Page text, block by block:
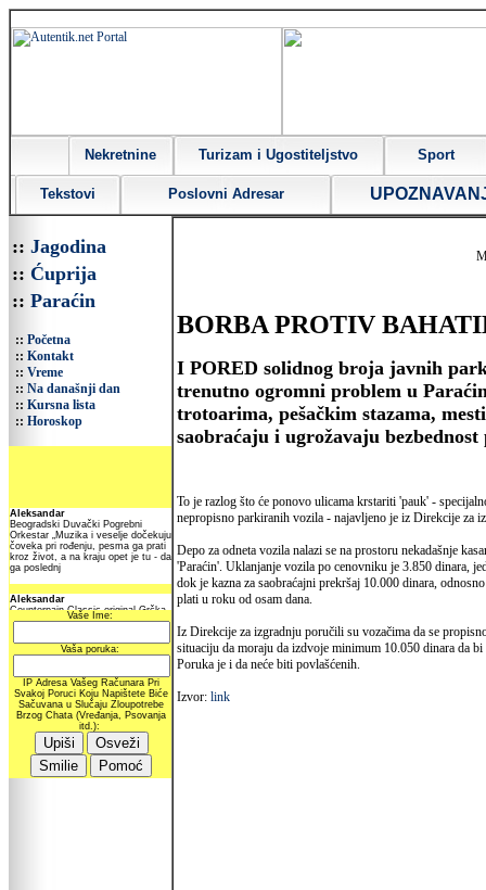
Nekretnine Turizam i Ugostiteljstvo Sport
Tekstovi Poslovni Adresar
:: Jagodina
:: Ćuprija
:: Paraćin
:: Početna
:: Kontakt
:: Vreme
:: Na današnji dan
:: Kursna lista
:: Horoskop
BORBA PROTIV
I PORED solidnog broja javnih
trenutno ogromni problem u
trotoarima, pešačkim stazama,
saobraćaju i ugrožavaju bezbednost
To je razlog što će ponovo ulicama krstariti 'pauk' -
nepropisno parkiranih vozila - najavljeno je iz Direkcije za
Depo za odneta vozila nalazi se na prostoru nekadašnje
'Paraćin'. Uklanjanje vozila po cenovniku je 3.850 dinara,
dok je kazna za saobraćajni prekršaj 10.000 dinara,
plati u roku od osam dana.
Iz Direkcije za izgradnju poručili su vozačima da se
situaciju da moraju da izdvoje minimum 10.050 dinara da
Poruka je i da neće biti povlašćenih.
Izvor: link